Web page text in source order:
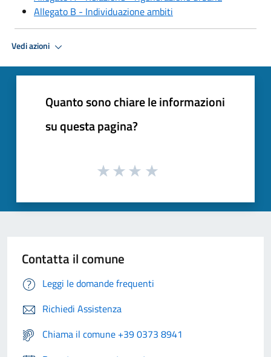
Allegato B - Individuazione ambiti
Vedi azioni
Quanto sono chiare le informazioni
su questa pagina?
Contatta il comune
Leggi le domande frequenti
Richiedi Assistenza
Chiama il comune +39 0373 8941